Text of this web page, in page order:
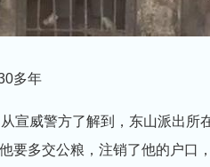
多年
威警方了解到，东山派出所
要多交公粮，注销了他的户口